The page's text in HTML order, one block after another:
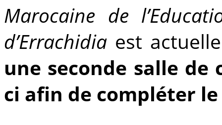
Marocaine de
d’Errachidia est
une seconde salle de
ci afin de compléter